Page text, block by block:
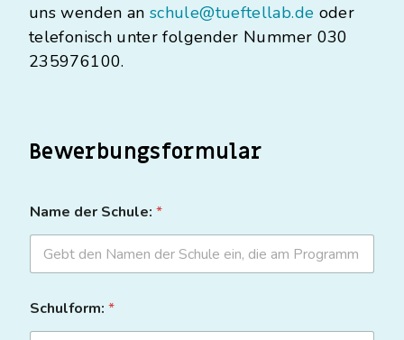
uns wenden anschule@tueftellab.de oder
telefonisch unter folgender Nummer 030
235976100.
Bewerbungsformular
Name der Schule: *
Schulform: *